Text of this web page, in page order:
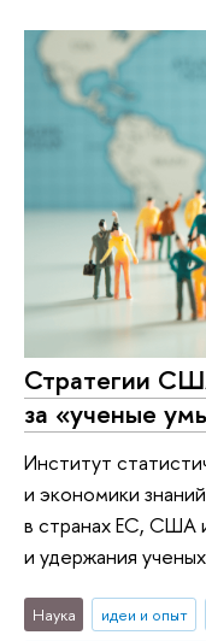
Стратегии
за «ученые
Институт
и экономики
в странах ЕС, США
и удержания
Наука идеи и опыт